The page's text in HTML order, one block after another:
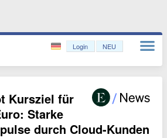
Login NEU
Kursziel für
Starke
durch Cloud-Kunden